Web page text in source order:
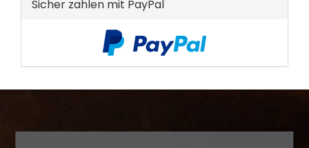
Sicher zahlen mit PayPal